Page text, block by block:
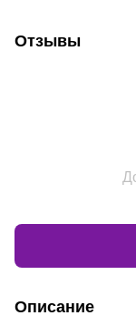
Отзывы
Описание